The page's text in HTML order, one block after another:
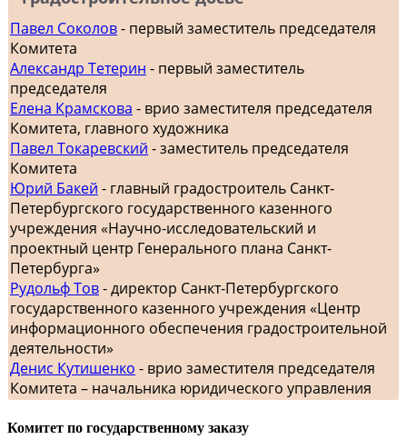
Павел Соколов- первый заместитель председателя
Комитета
Александр Тетерин - первый заместитель
председателя
Елена Крамскова - врио заместителя председателя
Комитета, главного художника
Павел Токаревский - заместитель председателя
Комитета
Юрий Бакей - главный градостроитель Санкт-
Петербургского государственного казенного
учреждения «Научно-исследовательский и
проектный центр Генерального плана Санкт-
Петербурга»
Рудольф Тов- директор Санкт-Петербургского
государственного казенного учреждения «Центр
информационного обеспечения градостроительной
деятельности»
Денис Кутишенко - врио заместителя председателя
Комитета – начальника юридического управления
Комитет по государственному заказу